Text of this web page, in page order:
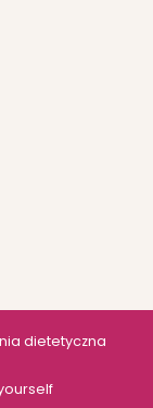
dietetyczna